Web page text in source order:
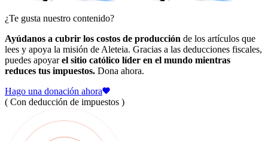
¿Te gusta nuestro contenido?
Ayúdanos a cubrir los costos de producción de los artículos que
lees y apoya la misión de Aleteia. Gracias a las deducciones fiscales,
puedes apoyarel sitio católico líder en el mundo mientras
reduces tus impuestos. Dona ahora.
Hago una donación ahora
( Con deducción de impuestos )